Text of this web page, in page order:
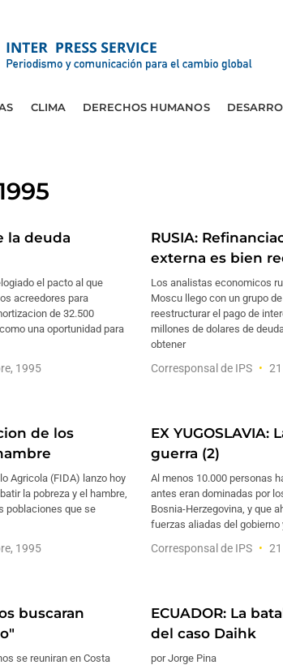
CLIMA DERECHOS HUMANOS
la deuda
el pacto al que
acreedores para
de 32.500
una oportunidad para
1995
RUSIA:
externa es bien
Los analistas economicos
Moscu llego con un grupo
reestructurar el pago de
millones de dolares de
obtener
Corresponsal de IPS
de los
Agricola (FIDA) lanzo hoy
la pobreza y el hambre,
poblaciones que se
1995
EX YUGOSLAVIA:
guerra (2)
Al menos 10.000 personas
antes eran dominadas por
Bosnia-Herzegovina, y que
fuerzas aliadas del gobierno
Corresponsal de IPS
buscaran
se reuniran en Costa
ECUADOR: La
del caso Daihk
por Jorge Pina